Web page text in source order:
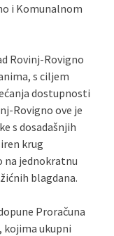
i Komunalnom
Rovinj-Rovigno
s ciljem
dostupnosti
Rovigno ove je
s dosadašnjih
krug
na jednokratnu
blagdana.
Proračuna
kojima ukupni